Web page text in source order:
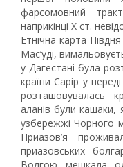
фарсомовний
наприкінці X ст.
Етнічна карта
Мас‘уді,
у Дагестані була
країни Сарір у
розташовувалась
аланів були кашаки,
узбережжі Чорного
Приазов’я
приазовських